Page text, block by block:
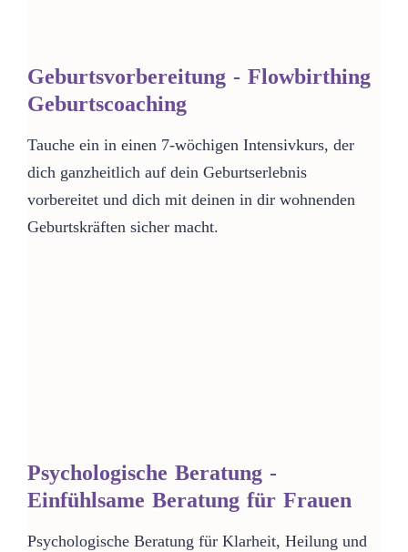
Geburtsvorbereitung - Flowbirthing
Geburtscoaching
Tauche ein in einen 7-wöchigen Intensivkurs, der
dich ganzheitlich auf dein Geburtserlebnis
vorbereitet und dich mit deinen in dir wohnenden
Geburtskräften sicher macht.
Psychologische Beratung -
Einfühlsame Beratung für Frauen
Psychologische Beratung für Klarheit, Heilung und